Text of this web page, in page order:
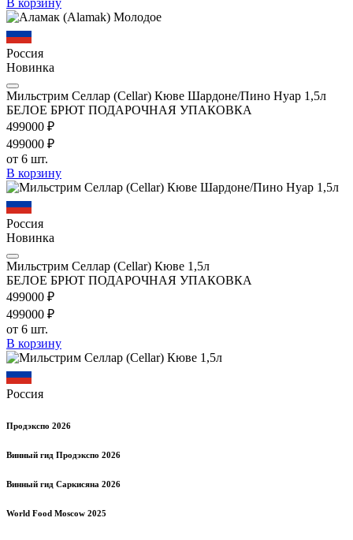
Россия
Новинка
Мильстрим Селлар (Cellar) Кюве Шардоне/Пино Нуар 1,5л
БЕЛОЕ БРЮТ ПОДАРОЧНАЯ УПАКОВКА
499000 ₽
499000 ₽
от 6 шт.
В корзину
Россия
Новинка
Мильстрим Селлар (Cellar) Кюве 1,5л
БЕЛОЕ БРЮТ ПОДАРОЧНАЯ УПАКОВКА
499000 ₽
499000 ₽
от 6 шт.
В корзину
Россия
Продэкспо 2026
Винный гид Продэкспо 2026
Винный гид Саркисяна 2026
World Food Moscow 2025